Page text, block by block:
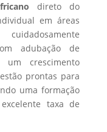
direto do
em áreas
adubação de
crescimento
prontas para
uma formação
taxa de